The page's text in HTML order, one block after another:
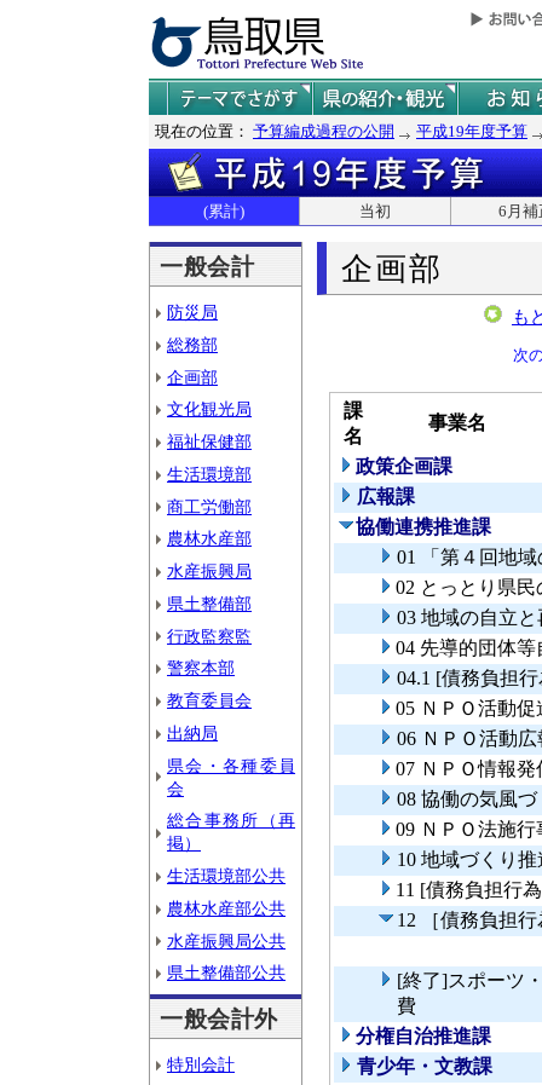
現在の位置： 予算編成過程の公開 平成19年度予算
(累計) 当初 6月補
一般会計
防災局
総務部
企画部
文化観光局
福祉保健部
生活環境部
商工労働部
農林水産部
水産振興局
県土整備部
行政監察監
警察本部
教育委員会
出納局
県会・各種委員
会
総合事務所（再
掲）
生活環境部公共
農林水産部公共
水産振興局公共
県土整備部公共
一般会計外
特別会計
企画部
も
次
課
名
事業名
政策企画課
広報課
協働連携推進課
01 「第４回地
02 とっとり県
03 地域の自立
04 先導的団体
04.1 [債務負担
05 ＮＰＯ活動促
06 ＮＰＯ活動
07 ＮＰＯ情報発
08 協働の気風
09 ＮＰＯ法施行
10 地域づくり推
11 [債務負担行
12 ［債務負担
[終了]スポーツ
費
分権自治推進課
青少年・文教課